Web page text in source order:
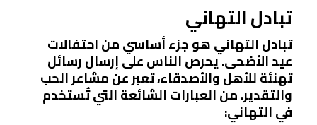
تبادل التهاني
تبادل التهاني هو جزء أساسي من احتفالات
عيد الأضحى. يحرص الناس على إرسال رسائل
تهنئة للأهل والأصدقاء، تعبر عن مشاعر الحب
والتقدير. من العبارات الشائعة التي تُستخدم
في التهاني: